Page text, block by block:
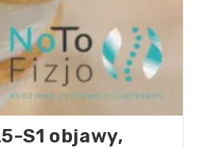
S1 objawy,